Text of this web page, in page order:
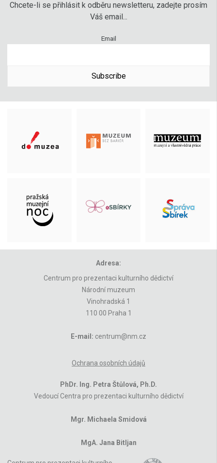
Chcete-li se přihlásit k odběru newsletteru, zadejte prosím
Váš email...
Email
Subscribe
Adresa:
Centrum pro prezentaci kulturního dědictví
Národní muzeum
Vinohradská 1
110 00 Praha 1
E-mail: centrum@nm.cz
Ochrana osobních údajů
PhDr. Ing. Petra Štůlová, Ph.D.
Vedoucí Centra pro prezentaci kulturního dědictví
Mgr. Michaela Smidová
MgA. Jana Bitljan